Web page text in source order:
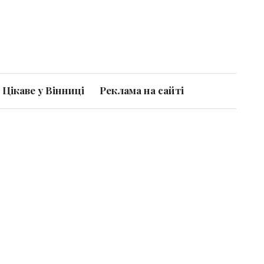
Цікаве у Вінниці Реклама на сайті